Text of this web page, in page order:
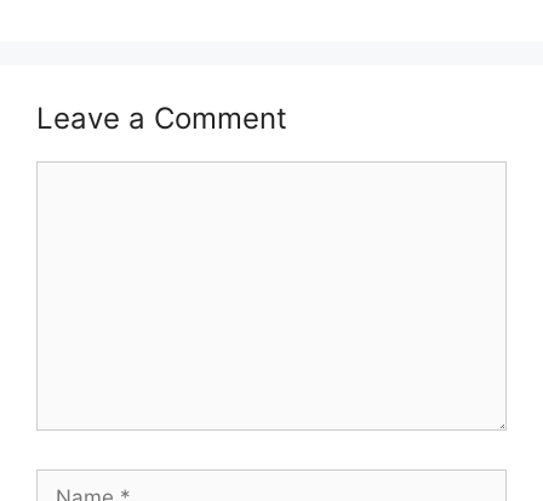
Leave a Comment
Name